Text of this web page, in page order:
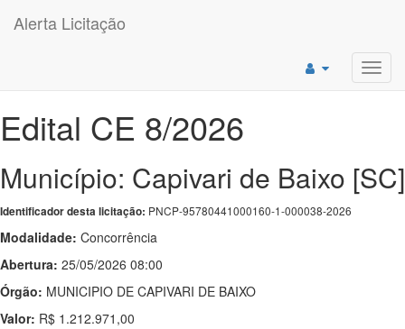
Alerta Licitação
Edital CE 8/2026
Município: Capivari de Baixo [SC]
Identificador desta licitação: PNCP-95780441000160-1-000038-2026
Modalidade: Concorrência
Abertura: 25/05/2026 08:00
Órgão: MUNICIPIO DE CAPIVARI DE BAIXO
Valor: R$ 1.212.971,00